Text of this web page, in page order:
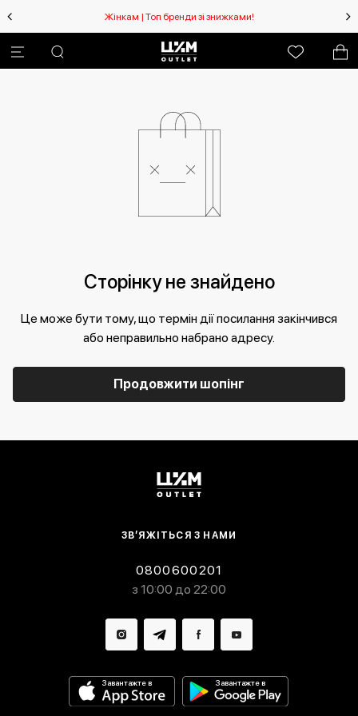
Жінкам | Топ бренди зі знижками!
Сторінку не знайдено
Це може бути тому, що термін дії посилання закінчився
або неправильно набрано адресу.
Продовжити шопінг
ЗВ’ЯЖІТЬСЯ З НАМИ
0800600201
з 10:00 до 22:00
Завантажте в Завантажте в